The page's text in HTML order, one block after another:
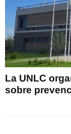
La UNLC
sobre